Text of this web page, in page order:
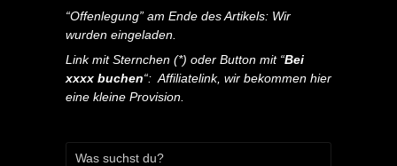
“Offenlegung” am Ende des Artikels: Wir
wurden eingeladen.
Link mit Sternchen (*) oder Button mit “Bei
xxxx buchen“: Affiliatelink, wir bekommen hier
eine kleine Provision.